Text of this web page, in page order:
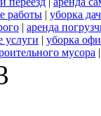
работы | уборка
| аренда
услуги | уборка
мусора